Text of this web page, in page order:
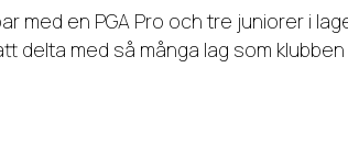
med en PGA Pro och tre juniorer i
delta med så många lag som klubben